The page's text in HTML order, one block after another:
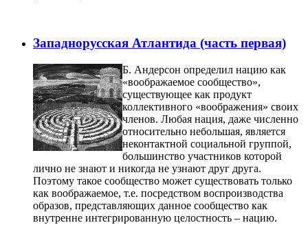
Западнорусская Атлантида (часть первая)
Б. Андерсон определил нацию как
«воображаемое сообщество»,
существующее как продукт
коллективного «воображения» своих
членов. Любая нация, даже численно
относительно небольшая, является
неконтактной социальной группой,
большинство участников которой
лично не знают и никогда не узнают друг друга.
Поэтому такое сообщество может существовать только
как воображаемое, т.е. посредством воспроизводства
образов, представляющих данное сообщество как
внутренне интегрированную целостность – нацию.